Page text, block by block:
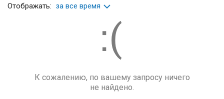
Отображать: за все время
К сожалению, по вашему запросу ничего
не найдено.